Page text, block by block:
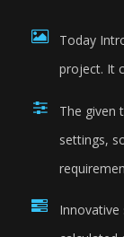
Today
project. It
The given
settings,